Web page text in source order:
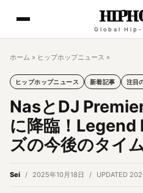
Global Hip-
ホーム » ヒップホップニュース »
ヒップホップニュース 新着記事 注目
NasとDJ
に降臨！
ズの今後のタイ
Sei 2025年10月18日 UPDATED